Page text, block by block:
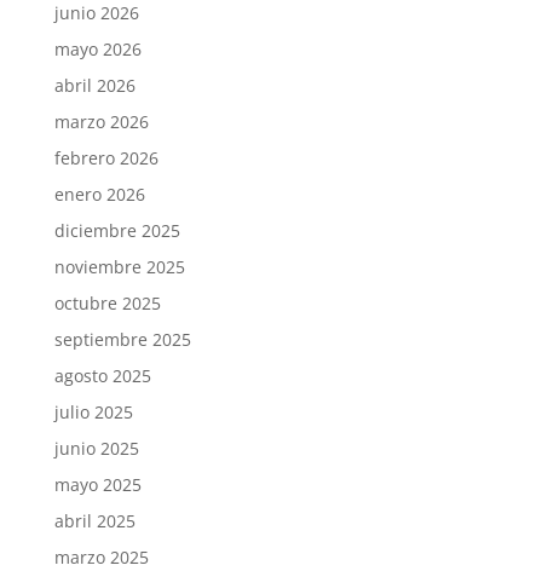
junio 2026
mayo 2026
abril 2026
marzo 2026
febrero 2026
enero 2026
diciembre 2025
noviembre 2025
octubre 2025
septiembre 2025
agosto 2025
julio 2025
junio 2025
mayo 2025
abril 2025
marzo 2025